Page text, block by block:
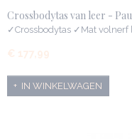
Crossbodytas van leer -
✓Crossbodytas ✓Mat volnerf
€ 177,99
IN WINKELWAGEN